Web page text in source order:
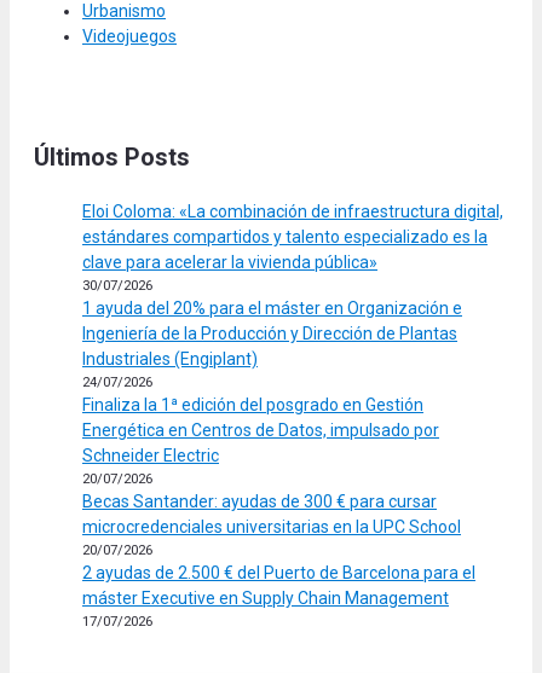
Urbanismo
Videojuegos
Últimos Posts
Eloi Coloma: «La combinación de infraestructura digital,
estándares compartidos y talento especializado es la
clave para acelerar la vivienda pública»
30/07/2026
1 ayuda del 20% para el máster en Organización e
Ingeniería de la Producción y Dirección de Plantas
Industriales (Engiplant)
24/07/2026
Finaliza la 1ª edición del posgrado en Gestión
Energética en Centros de Datos, impulsado por
Schneider Electric
20/07/2026
Becas Santander: ayudas de 300 € para cursar
microcredenciales universitarias en la UPC School
20/07/2026
2 ayudas de 2.500 € del Puerto de Barcelona para el
máster Executive en Supply Chain Management
17/07/2026